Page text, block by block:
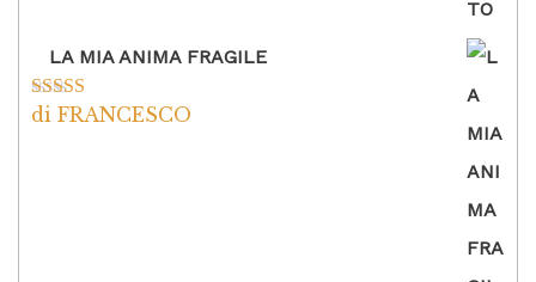
LA MIA ANIMA FRAGILE
Valutato5su
di FRANCESCO